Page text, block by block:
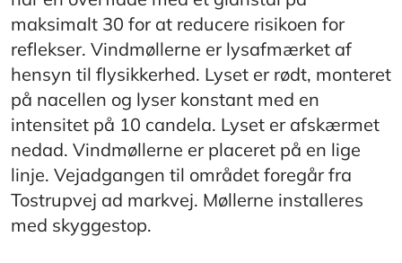
maksimalt 30 for at re­ducere risikoen for
reflekser. Vindmøllerne er lysafmærket af
hensyn til flysikkerhed. Lyset er rødt, monteret
på nacellen og lyser konstant med en
intensitet på 10 candela. Lyset er afskærmet
nedad. Vindmøllerne er placeret på en lige
linje. Vejadgangen til området foregår fra
Tostrupvej ad markvej. Møllerne installeres
med skyggestop.​